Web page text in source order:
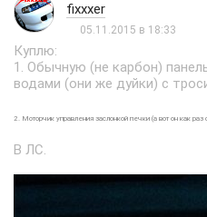
fixxxer
05.11.2015 в 18:33
Куплю:
1. Обычную (не карбон)
водами (они же дуйки) с
2. Моторчик управления заслонкой печки (а вот он как
В ЛС.